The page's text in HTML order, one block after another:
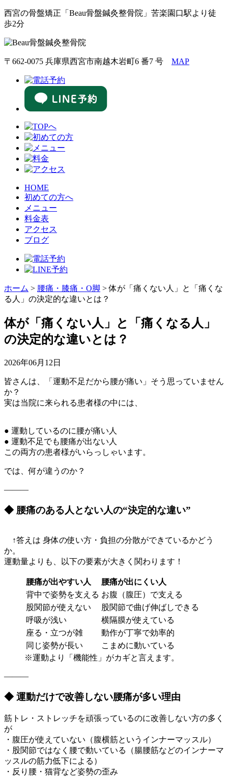
西宮の骨盤矯正「Beau骨盤鍼灸整骨院」苦楽園口駅より徒
歩2分
〒662-0075 兵庫県西宮市南越木岩町6 番7 号 MAP
HOME
初めての方へ
メニュー
料金表
アクセス
ブログ
ホーム > 腰痛・膝痛・O脚 >体が「痛くない人」と「痛くな
る人」の決定的な違いとは？
体が「痛くない人」と「痛くなる人」
の決定的な違いとは？
2026年06月12日
皆さんは、「運動不足だから腰が痛い」そう思っていません
か？
実は当院に来られる患者様の中には、
● 運動しているのに腰が痛い人
● 運動不足でも腰痛が出ない人
この両方の患者様がいらっしゃいます。
では、何が違うのか？
———
◆ 腰痛のある人とない人の“決定的な違い”
↑答えは 身体の使い方・負担の分散ができているかどう
か。
運動量よりも、以下の要素が大きく関わります！
腰痛が出やすい人
腰痛が出にくい人
背中で姿勢を支える お腹（腹圧）で支える
股関節が使えない
股関節で曲げ伸ばしできる
呼吸が浅い
横隔膜が使えている
座る・立つが雑
動作が丁寧で効率的
同じ姿勢が長い
こまめに動いている
※運動より「機能性」がカギと言えます。
———
◆ 運動だけで改善しない腰痛が多い理由
筋トレ・ストレッチを頑張っているのに改善しない方の多く
が
・腹圧が使えていない（腹横筋というインナーマッスル）
・股関節ではなく腰で動いている（腸腰筋などのインナーマ
ッスルの筋力低下による）
・反り腰・猫背など姿勢の歪み